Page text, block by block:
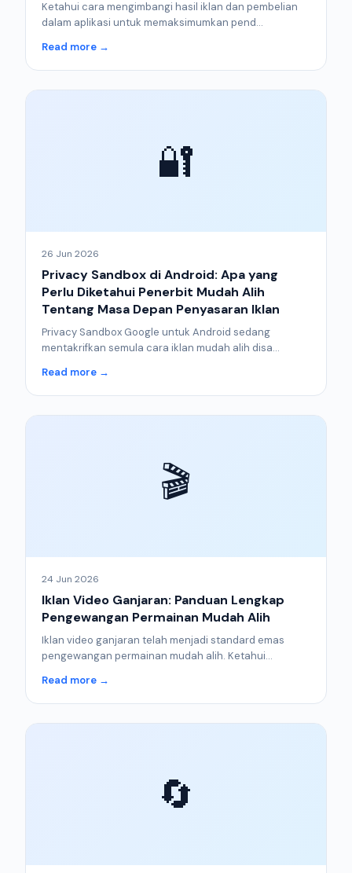
Ketahui cara mengimbangi hasil iklan dan pembelian
dalam aplikasi untuk memaksimumkan pend...
Read more →
🔐
26 Jun 2026
Privacy Sandbox di Android: Apa yang
Perlu Diketahui Penerbit Mudah Alih
Tentang Masa Depan Penyasaran Iklan
Privacy Sandbox Google untuk Android sedang
mentakrifkan semula cara iklan mudah alih disa...
Read more →
🎬
24 Jun 2026
Iklan Video Ganjaran: Panduan Lengkap
Pengewangan Permainan Mudah Alih
Iklan video ganjaran telah menjadi standard emas
pengewangan permainan mudah alih. Ketahui...
Read more →
🔄